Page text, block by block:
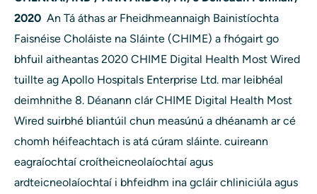
2020 An Tá áthas ar Fheidhmeannaigh Bainistíochta
Faisnéise Choláiste na Sláinte (CHIME) a ​​fhógairt go
bhfuil aitheantas 2020 CHIME Digital Health Most Wired
tuillte ag Apollo Hospitals Enterprise Ltd. mar leibhéal
deimhnithe 8. Déanann clár CHIME Digital Health Most
Wired suirbhé bliantúil chun measúnú a dhéanamh ar cé
chomh héifeachtach is atá cúram sláinte. cuireann
eagraíochtaí croítheicneolaíochtaí agus
ardteicneolaíochtaí i bhfeidhm ina gcláir chliniciúla agus